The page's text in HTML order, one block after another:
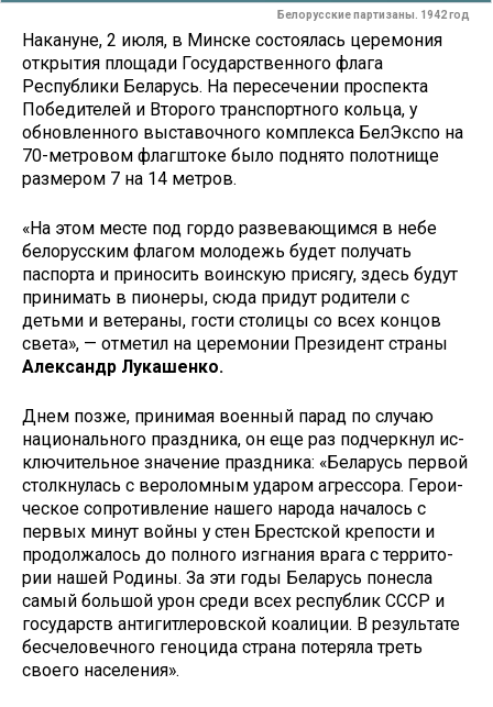
Белорусские партизаны. 1942 год
Накануне, 2 июля, в Минске состоя­лась церемония
открытия площади Государственного флага
Республики Беларусь. На пересечении проспекта
Победителей и Второго транспортно­го кольца, у
обновленного выставоч­ного комплекса БелЭкспо на
70-ме­тровом флагштоке было поднято по­лотнище
размером 7 на 14 метров.
«На этом месте под гордо развева­ющимся в небе
белорусским флагом молодежь будет получать
паспорта и приносить воинскую присягу, здесь будут
принимать в пионеры, сюда придут родители с
детьми и ветераны, гости столицы со всех концов
света», — отметил на церемонии Президент страны
Александр Лукашенко.
Днем позже, принимая воен­ный парад по случаю
национального праздника, он еще раз подчеркнул ис­
ключительное значение праздника: «Беларусь первой
столкнулась с ве­роломным ударом агрессора. Герои­
ческое сопротивление нашего народа началось с
первых минут войны у стен Брестской крепости и
продолжалось до полного изгнания врага с террито­
рии нашей Родины. За эти годы Бела­русь понесла
самый большой урон сре­ди всех республик СССР и
государств антигитлеровской коалиции. В резуль­тате
бесчеловечного геноцида страна потеряла треть
своего населения».